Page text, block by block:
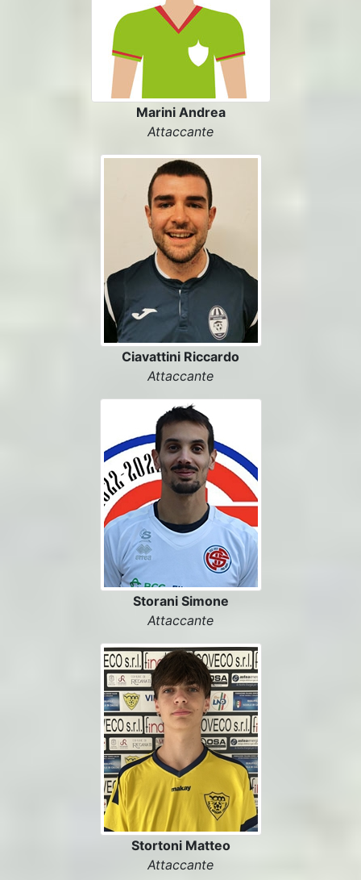
Marini Andrea
Attaccante
Ciavattini Riccardo
Attaccante
Storani Simone
Attaccante
Stortoni Matteo
Attaccante